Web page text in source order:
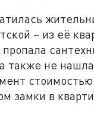
– из её
также не нашла
замки в